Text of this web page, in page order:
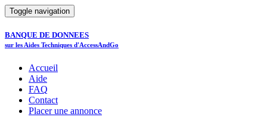
Toggle navigation
BANQUE DE DONNEES
sur les Aides Techniques d'AccessAndGo
Accueil
Aide
FAQ
Contact
Placer une annonce